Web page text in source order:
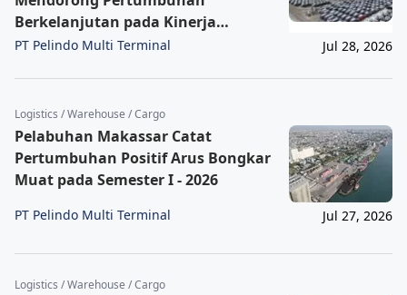
Berkelanjutan pada Kinerja
Keuangan IPCC Semester I 2026
PT Pelindo Multi Terminal Jul 28, 2026
Logistics / Warehouse / Cargo
Pelabuhan Makassar Catat
Pertumbuhan Positif Arus Bongkar
Muat pada Semester I - 2026
PT Pelindo Multi Terminal Jul 27, 2026
Logistics / Warehouse / Cargo